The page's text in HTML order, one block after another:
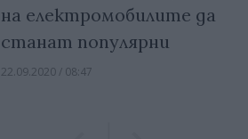
на електромобилите да
станат популярни
22.09.2020 / 08:47